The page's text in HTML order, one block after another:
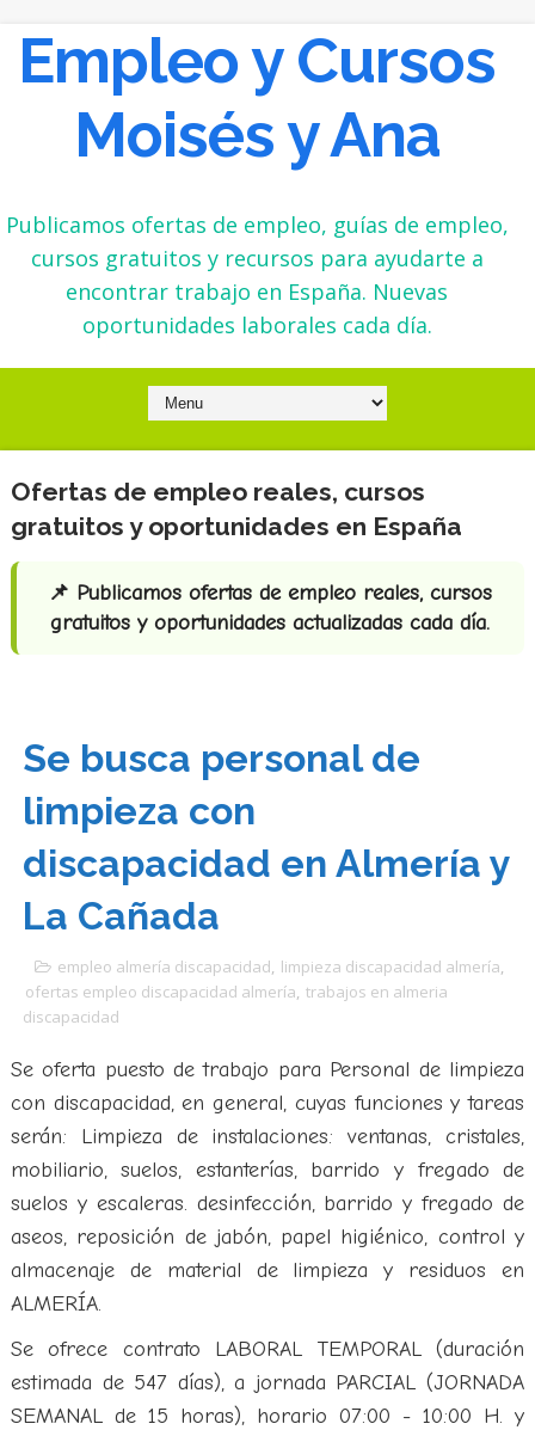
Empleo y Cursos
Moisés y Ana
Publicamos ofertas de empleo, guías de empleo,
cursos gratuitos y recursos para ayudarte a
encontrar trabajo en España. Nuevas
oportunidades laborales cada día.
Ofertas de empleo reales, cursos
gratuitos y oportunidades en España
📌 Publicamos ofertas de empleo reales, cursos
gratuitos y oportunidades actualizadas cada día.
Se busca personal de
limpieza con
discapacidad en Almería y
La Cañada
empleo almería discapacidad, limpieza discapacidad almería,
ofertas empleo discapacidad almería, trabajos en almeria
discapacidad
Se oferta puesto de trabajo para Personal de limpieza
con discapacidad, en general, cuyas funciones y tareas
serán: Limpieza de instalaciones: ventanas, cristales,
mobiliario, suelos, estanterías, barrido y fregado de
suelos y escaleras. desinfección, barrido y fregado de
aseos, reposición de jabón, papel higiénico, control y
almacenaje de material de limpieza y residuos en
ALMERÍA.
Se ofrece contrato LABORAL TEMPORAL (duración
estimada de 547 días), a jornada PARCIAL (JORNADA
SEMANAL de 15 horas), horario 07:00 - 10:00 H. y